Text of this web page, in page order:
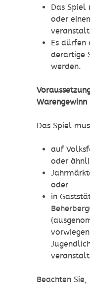
Das Spiel
oder
Es dürfen
derartige
werden.
Warengewinn
Das Spiel
auf
oder
oder
in
Beachten